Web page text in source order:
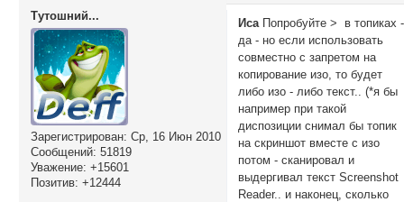
Тутошний...
Зарегистрирован: Ср, 16 Июн 2010
Сообщений: 51819
Уважение: +15601
Позитив: +12444
Иса Попробуйте > в топиках -
да - но если использовать
совместно с запретом на
копирование изо, то будет
либо изо - либо текст.. (*я бы
например при такой
диспозиции снимал бы топик
на скриншот вместе с изо
потом - сканировал и
выдергивал текст Screenshot
Reader.. и наконец, сколько